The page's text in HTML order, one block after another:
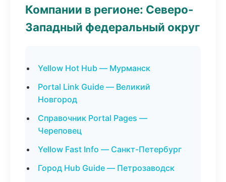
Компании в регионе: Северо-
Западный федеральный округ
Yellow Hot Hub — Мурманск
Portal Link Guide — Великий
Новгород
Справочник Portal Pages —
Череповец
Yellow Fast Info — Санкт-Петербург
Город Hub Guide — Петрозаводск